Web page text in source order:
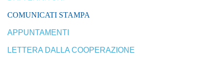
COMUNICATI STAMPA
APPUNTAMENTI
LETTERA DALLA COOPERAZIONE